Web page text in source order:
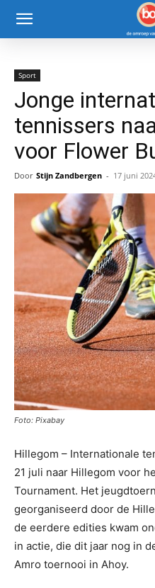
Sport
Jonge
tennissers
voor Flower
Door Stijn Zandbergen - 17 juni
Foto: Pixabay
Hillegom – Internationale
21 juli naar Hillegom voor
Tournament. Het
georganiseerd door de
de eerdere edities kwam
in actie, die dit jaar nog in
Amro toernooi in Ahoy.